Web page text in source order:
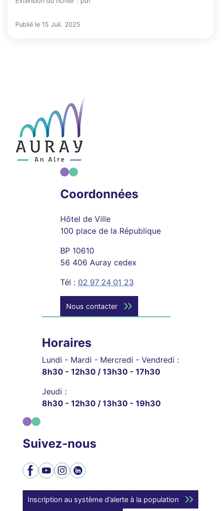
Publié le 15 Juil. 2025
Coordonnées
Hôtel de Ville
100 place de la République
BP 10610
56 406 Auray cedex
Tél : 02 97 24 01 23
Nous contacter
Horaires
Lundi - Mardi - Mercredi - Vendredi :
8h30 - 12h30 / 13h30 - 17h30
Jeudi :
8h30 - 12h30 / 13h30 - 19h30
Suivez-nous
Facebook
YouTubeInstagram
LinkedIn
Inscription au système d’alerte à la population